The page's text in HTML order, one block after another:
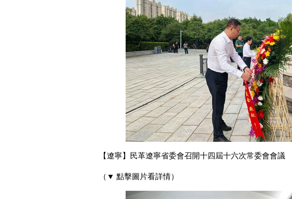
【遼寧】民革遼寧省委會召開十四屆十六次常委會會議
（▼ 點擊圖片看詳情）